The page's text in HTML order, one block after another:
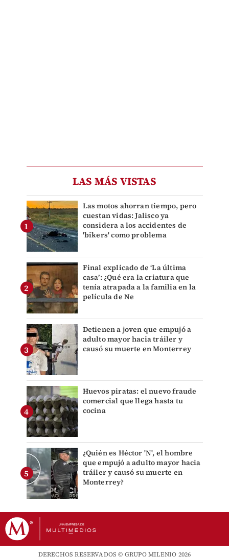
LAS MÁS VISTAS
Las motos ahorran tiempo, pero
cuestan vidas: Jalisco ya
considera a los accidentes de
'bikers' como problema
Final explicado de ‘La última
casa’: ¿Qué era la criatura que
tenía atrapada a la familia en la
película de Ne
Detienen a joven que empujó a
adulto mayor hacia tráiler y
causó su muerte en Monterrey
Huevos piratas: el nuevo fraude
comercial que llega hasta tu
cocina
¿Quién es Héctor 'N', el hombre
que empujó a adulto mayor hacia
tráiler y causó su muerte en
Monterrey?
DERECHOS RESERVADOS © GRUPO MILENIO 2026